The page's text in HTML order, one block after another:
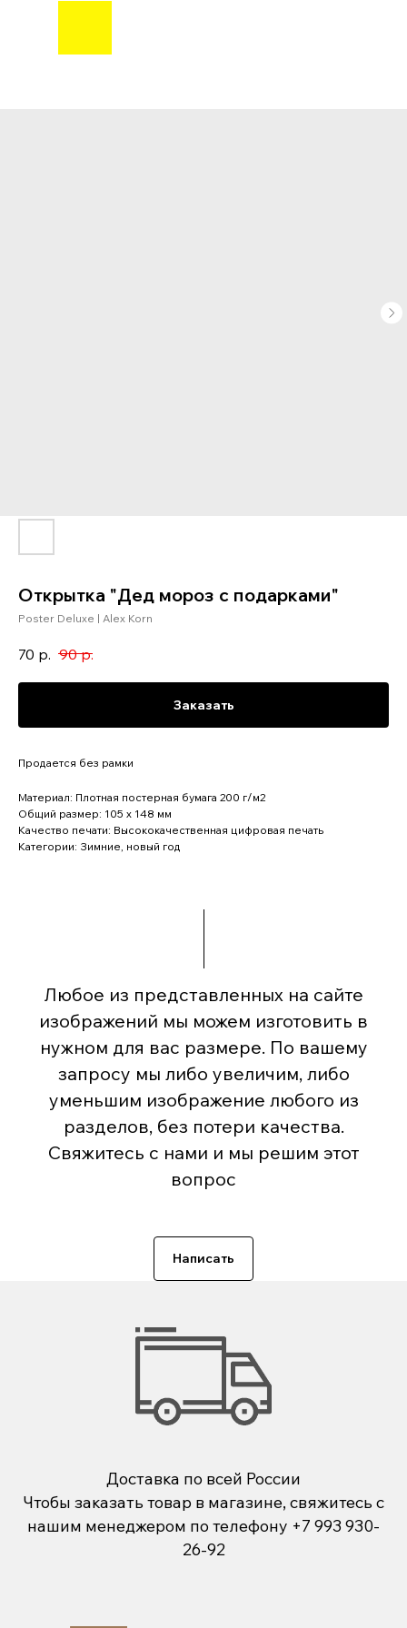
Открытка "Дед мороз с подарками"
Poster Deluxe | Alex Korn
70 р. 90 р.
Заказать
Продается без рамки
Материал: Плотная постерная бумага 200 г/м2
Общий размер: 105 x 148 мм
Качество печати: Высококачественная цифровая печать
Категории: Зимние, новый год
Любое из представленных на сайте
изображений мы можем изготовить в
нужном для вас размере. По вашему
запросу мы либо увеличим, либо
уменьшим изображение любого из
разделов, без потери качества.
Свяжитесь с нами и мы решим этот
вопрос
Написать
Доставка по всей России
Чтобы заказать товар в магазине, свяжитесь с
нашим менеджером по телефону +7 993 930-
26-92